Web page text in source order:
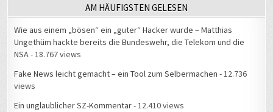
AM HÄUFIGSTEN GELESEN
Wie aus einem „bösen“ ein „guter“ Hacker wurde – Matthias
Ungethüm hackte bereits die Bundeswehr, die Telekom und die
NSA- 18.767 views
Fake News leicht gemacht – ein Tool zum Selbermachen - 12.736
views
Ein unglaublicher SZ-Kommentar- 12.410 views